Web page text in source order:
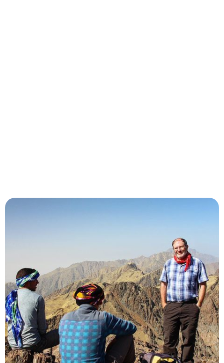
7 días de Marrakech a Essaouira por
el desierto
Combine cultura, aventuras en el desierto y relax junto al
mar con esta excursión de 7 días de Marrakech a
Essaouira por el desierto